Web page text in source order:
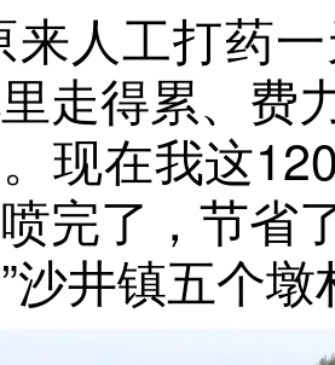
来人工打药
走得累、费
现在我这
完了，节省
沙井镇五个